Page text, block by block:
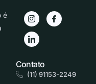
é
Contato
(11) 91153-2249